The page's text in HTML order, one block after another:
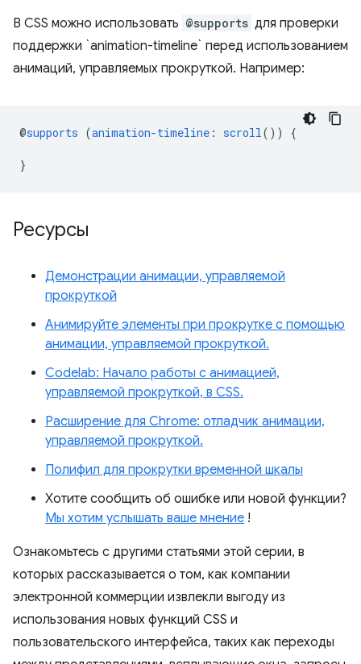
В CSS можно использовать @supports для проверки
поддержки `animation-timeline` перед использованием
анимаций, управляемых прокруткой. Например:
@supports (animation-timeline : scroll ()) {
}
Ресурсы
Демонстрации анимации, управляемой
прокруткой
Анимируйте элементы при прокрутке с помощью
анимации, управляемой прокруткой.
Codelab: Начало работы с анимацией,
управляемой прокруткой, в CSS.
Расширение для Chrome: отладчик анимации,
управляемой прокруткой.
Полифил для прокрутки временной шкалы
Хотите сообщить об ошибке или новой функции?
Мы хотим услышать ваше мнение !
Ознакомьтесь с другими статьями этой серии, в
которых рассказывается о том, как компании
электронной коммерции извлекли выгоду из
использования новых функций CSS и
пользовательского интерфейса, таких как переходы